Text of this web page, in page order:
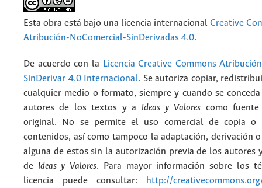
Esta obra está bajo una licencia internacional Creative
Atribución-NoComercial-SinDerivadas 4.0.
De acuerdo con la Licencia Creative Commons
SinDerivar 4.0 Internacional. Se autoriza copiar,
cualquier medio o formato, siempre y cuando se
autores de los textos y a Ideas y Valores como
original. No se permite el uso comercial de copia o
contenidos, así como tampoco la adaptación, derivación
alguna de estos sin la autorización previa de los autores
de Ideas y Valores. Para mayor información sobre los
licencia puede consultar:
http://